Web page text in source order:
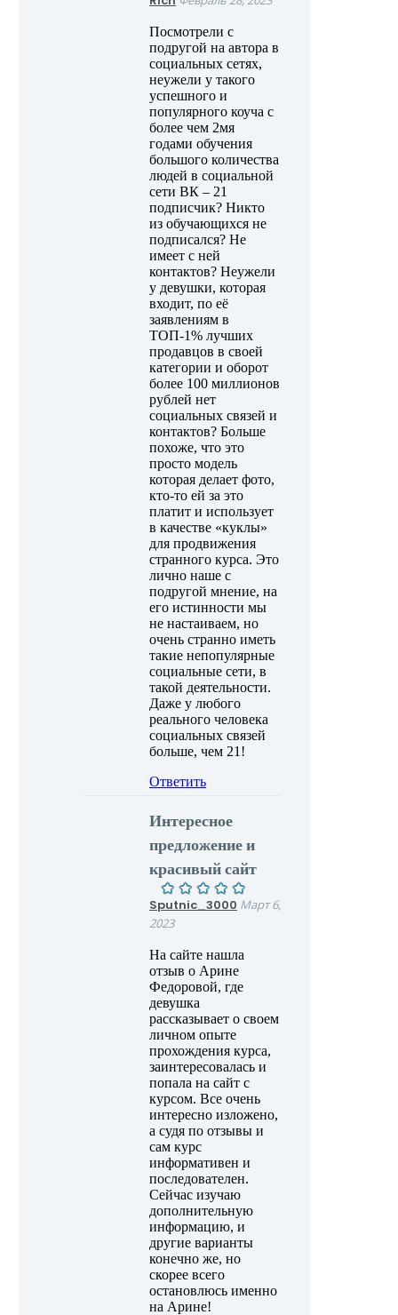
Посмотрели с
подругой на автора в
социальных сетях,
неужели у такого
успешного и
популярного коуча с
более чем 2мя
годами обучения
большого количества
людей в социальной
сети ВК – 21
подписчик? Никто
из обучающихся не
подписался? Не
имеет с ней
контактов? Неужели
у девушки, которая
входит, по её
заявлениям в
ТОП-1% лучших
продавцов в своей
категории и оборот
более 100 миллионов
рублей нет
социальных связей и
контактов? Больше
похоже, что это
просто модель
которая делает фото,
кто-то ей за это
платит и использует
в качестве «куклы»
для продвижения
странного курса. Это
лично наше с
подругой мнение, на
его истинности мы
не настаиваем, но
очень странно иметь
такие непопулярные
социальные сети, в
такой деятельности.
Даже у любого
реального человека
социальных связей
больше, чем 21!
Ответить
Интересное
предложение и
красивый сайт
Sputnic_3000 Март 6,
2023
На сайте нашла
отзыв о Арине
Федоровой, где
девушка
рассказывает о своем
личном опыте
прохождения курса,
заинтересовалась и
попала на сайт с
курсом. Все очень
интересно изложено,
а судя по отзывы и
сам курс
информативен и
последователен.
Сейчас изучаю
дополнительную
информацию, и
другие варианты
конечно же, но
скорее всего
остановлюсь именно
на Арине!